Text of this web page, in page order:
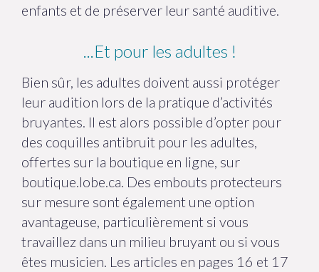
enfants et de préserver leur santé auditive.
...Et pour les adultes !
Bien sûr, les adultes doivent aussi protéger
leur audition lors de la pratique d’activités
bruyantes. Il est alors possible d’opter pour
des coquilles antibruit pour les adultes,
offertes sur la boutique en ligne, sur
boutique.lobe.ca. Des embouts protecteurs
sur mesure sont également une option
avantageuse, particulièrement si vous
travaillez dans un milieu bruyant ou si vous
êtes musicien. Les articles en pages 16 et 17